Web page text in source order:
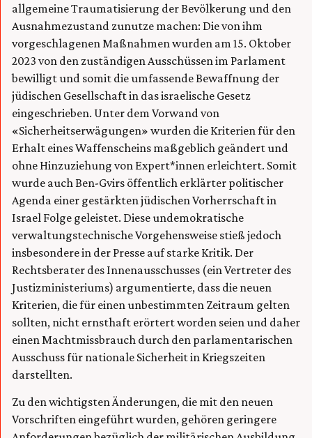
allgemeine Traumatisierung der Bevölkerung und den
Ausnahmezustand zunutze machen: Die von ihm
vorgeschlagenen Maßnahmen wurden am 15. Oktober
2023 von den zuständigen Ausschüssen im Parlament
bewilligt und somit die umfassende Bewaffnung der
jüdischen Gesellschaft in das israelische Gesetz
eingeschrieben. Unter dem Vorwand von
«Sicherheitserwägungen» wurden die Kriterien für den
Erhalt eines Waffenscheins maßgeblich geändert und
ohne Hinzuziehung von Expert*innen erleichtert. Somit
wurde auch Ben-Gvirs öffentlich erklärter politischer
Agenda einer gestärkten jüdischen Vorherrschaft in
Israel Folge geleistet. Diese undemokratische
verwaltungstechnische Vorgehensweise stieß jedoch
insbesondere in der Presse auf starke Kritik. Der
Rechtsberater des Innenausschusses (ein Vertreter des
Justizministeriums) argumentierte, dass die neuen
Kriterien, die für einen unbestimmten Zeitraum gelten
sollten, nicht ernsthaft erörtert worden seien und daher
einen Machtmissbrauch durch den parlamentarischen
Ausschuss für nationale Sicherheit in Kriegszeiten
darstellten.
Zu den wichtigsten Änderungen, die mit den neuen
Vorschriften eingeführt wurden, gehören geringere